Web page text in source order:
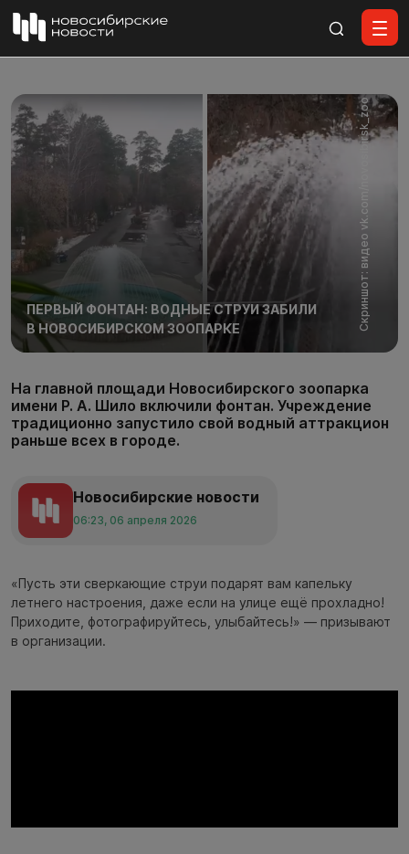
Скриншот: видео vk.com/novosibirsk_zoo
ПЕРВЫЙ ФОНТАН: ВОДНЫЕ СТРУИ ЗАБИЛИ
В НОВОСИБИРСКОМ ЗООПАРКЕ
На главной площади Новосибирского зоопарка
имени Р. А. Шило включили фонтан. Учреждение
традиционно запустило свой водный аттракцион
раньше всех в городе.
Новосибирские новости
06:23, 06 апреля 2026
«Пусть эти сверкающие струи подарят вам капельку
летнего настроения, даже если на улице ещё прохладно!
Приходите, фотографируйтесь, улыбайтесь!» — призывают
в организации.